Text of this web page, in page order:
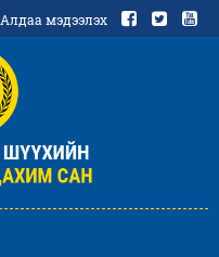
Алдаа мэдээлэх